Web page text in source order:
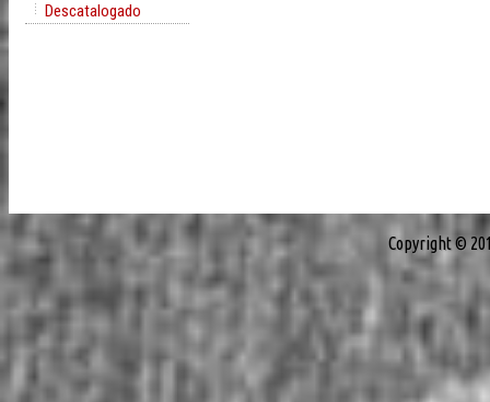
Descatalogado
Copyright ©